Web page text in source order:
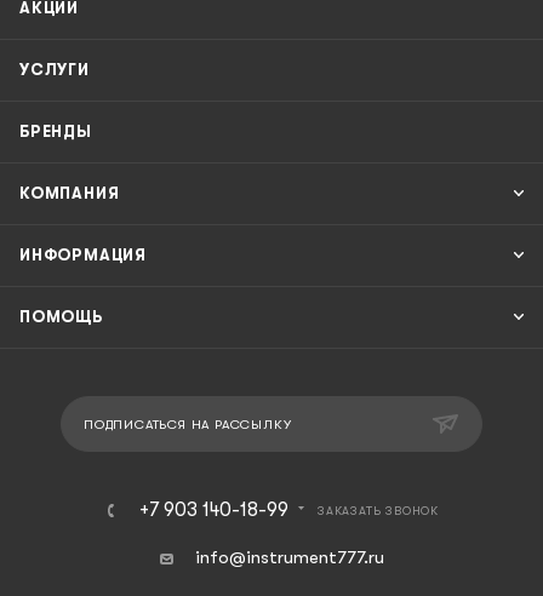
АКЦИИ
УСЛУГИ
БРЕНДЫ
КОМПАНИЯ
ИНФОРМАЦИЯ
ПОМОЩЬ
ПОДПИСАТЬСЯ НА РАССЫЛКУ
+7 903 140-18-99 ЗАКАЗАТЬ ЗВОНОК
info@instrument777.ru